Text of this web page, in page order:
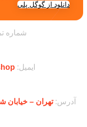
دانلود از گوگل پلی
شماره
ایمیل:
آدرس:تهران – خیابان